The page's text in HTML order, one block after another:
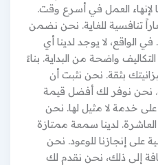
العمل في أسرع وقت.
تنافسية للغاية. نحن نضمن
الواقع، لا يوجد لدينا أي
واضحة من البداية. بناءً
بثقة. نحن نثبت أن
نحن نوفر لك أفضل قيمة
خدمة لا مثيل لها. نحن
لدينا سمعة ممتازة
إنجازنا للوعود. نحن
إلى ذلك، نحن نقدم لك